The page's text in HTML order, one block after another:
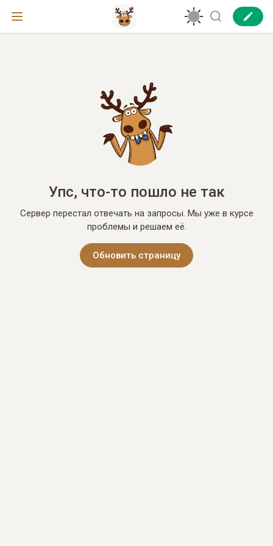
Упс, что-то пошло не так
Сервер перестал отвечать на запросы. Мы уже в курсе
проблемы и решаем её.
Обновить страницу